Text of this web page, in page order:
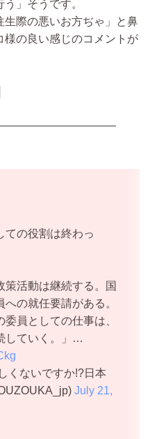
」そうです。
際の悪いお方ぢゃ」と鼻
様の良い感じのコメントが
ての役割は終わっ
策活動は継続する。国
の就任要請がある。
員としての仕事は、
していく。」…
くないですか!?日本
July 21,